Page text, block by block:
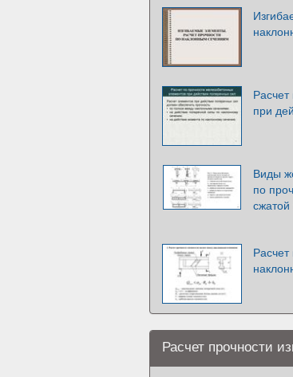
при
Виды
по
сжатой
Расчет прочности